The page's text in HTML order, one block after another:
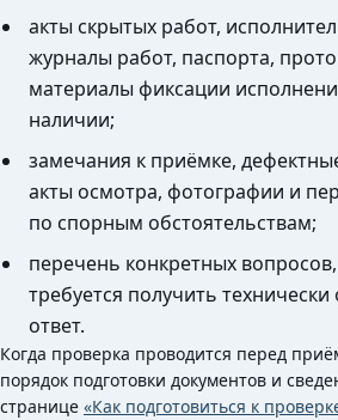
акты скрытых работ,
журналы работ, паспорта,
материалы фиксации
наличии;
замечания к приёмке,
акты осмотра, фотографии и
по спорным обстоятельствам;
перечень конкретных
требуется получить
ответ.
Когда проверка проводится перед
порядок подготовки документов и
странице «Как подготовиться к